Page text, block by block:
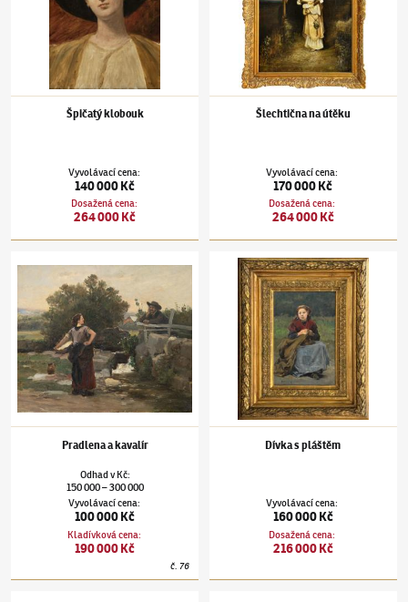
Špičatý klobouk
Vyvolávací cena:
140 000 Kč
Dosažená cena:
264 000 Kč
Šlechtična na útěku
Vyvolávací cena:
170 000 Kč
Dosažená cena:
264 000 Kč
Pradlena a kavalír
Odhadv Kč:
150 000–300 000
Vyvolávací cena:
100 000 Kč
Kladívková cena:
190 000 Kč
č.76
Václav Brožík(1851–1901)Dívka s pláštěm
Dívka s pláštěm
Vyvolávací cena:
160 000 Kč
Dosažená cena:
216 000 Kč